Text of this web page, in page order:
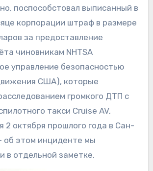
поспособстовал выписанный в
корпорации штраф в размере
за предоставление
чиновникам NHTSA
управление безопасностью
США), которые
громкого ДТП с
такси Cruise AV,
2 октября прошлого года в Сан-
об этом инциденте мы
в отдельной заметке.